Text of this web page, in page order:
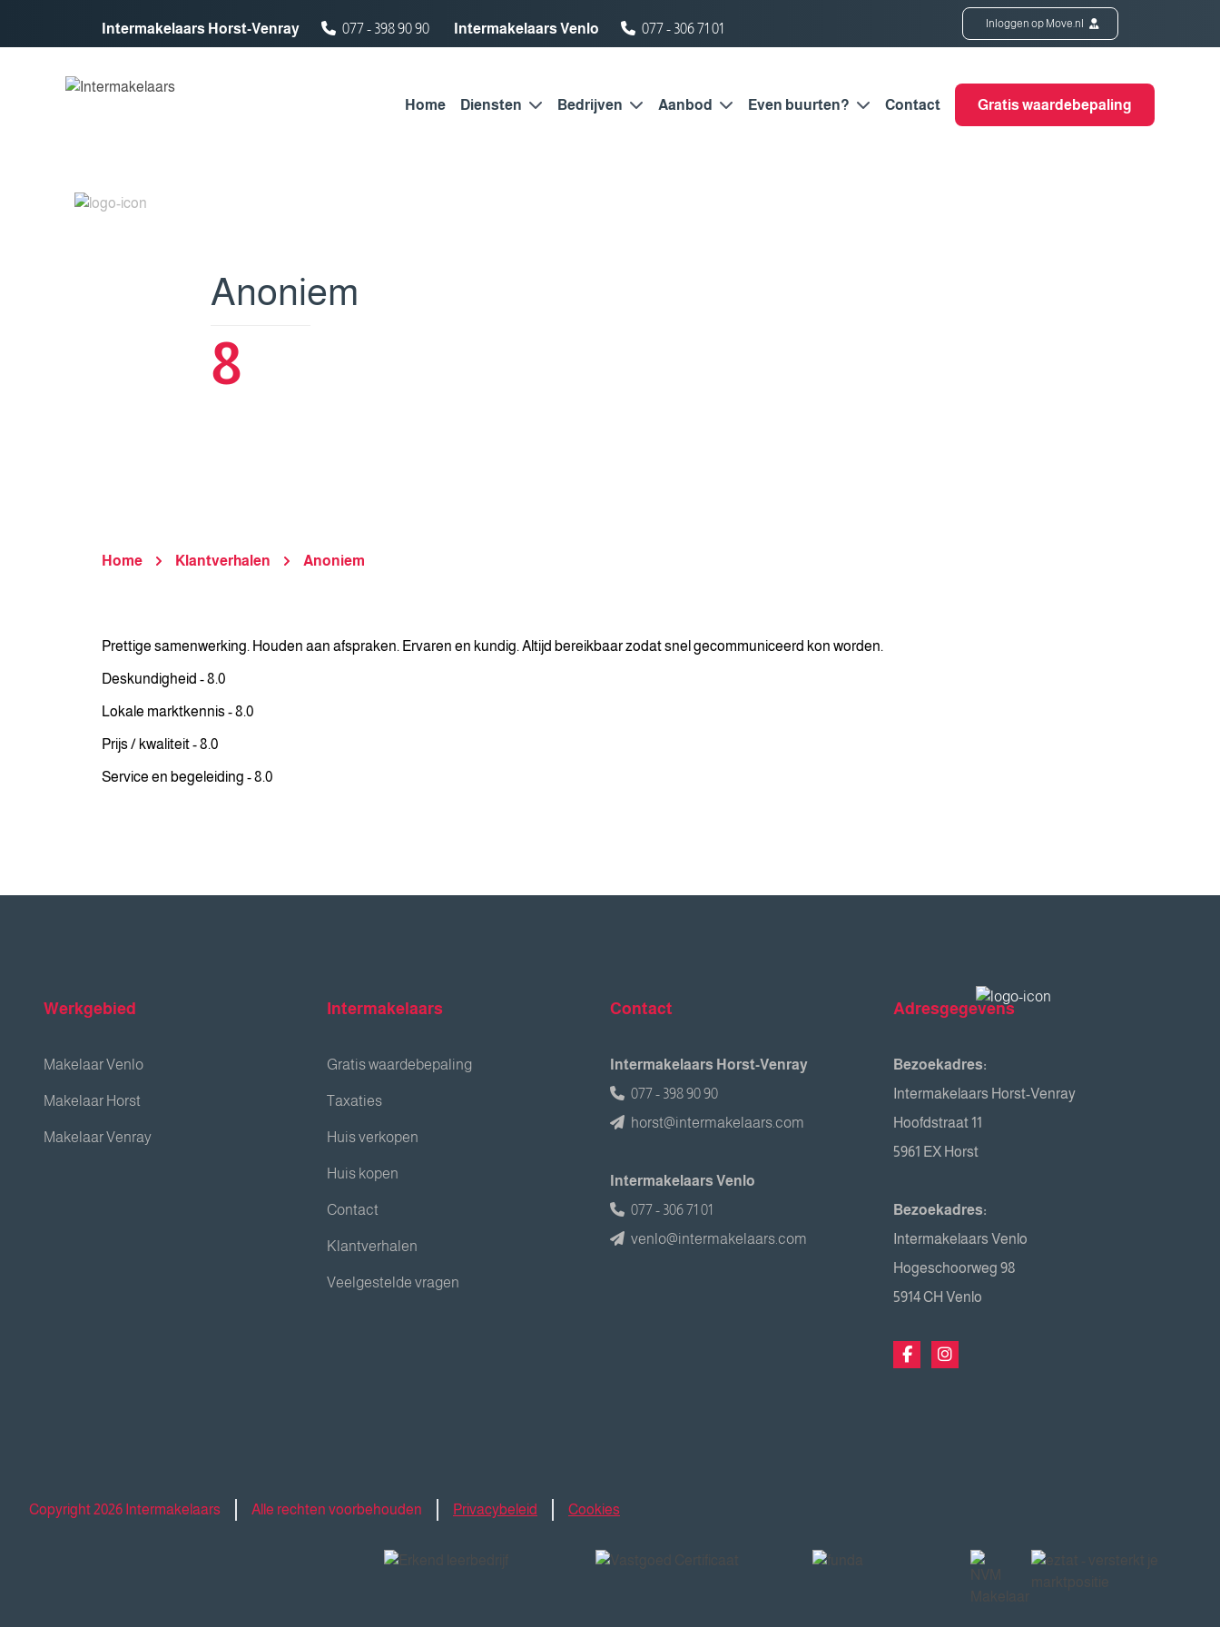
Intermakelaars Horst-Venray
077 - 398 90 90 Intermakelaars Venlo 077 - 306 71 01 Inloggen op Move.nl
Home Diensten Bedrijven Aanbod Even buurten? Contact Gratis waardebepaling
Anoniem
8
Home Klantverhalen Anoniem
Prettige samenwerking. Houden aan afspraken. Ervaren en kundig. Altijd bereikbaar zodat snel gecommuniceerd kon worden.
Deskundigheid - 8.0
Lokale marktkennis - 8.0
Prijs / kwaliteit - 8.0
Service en begeleiding - 8.0
Werkgebied
Makelaar Venlo
Makelaar Horst
Makelaar Venray
Intermakelaars
Gratis waardebepaling
Taxaties
Huis verkopen
Huis kopen
Contact
Klantverhalen
Veelgestelde vragen
Contact
Intermakelaars Horst-Venray
077 - 398 90 90
horst@intermakelaars.com
Intermakelaars Venlo
077 - 306 71 01
venlo@intermakelaars.com
Adresgegevens
Bezoekadres:
Intermakelaars Horst-Venray
Hoofdstraat 11
5961 EX Horst
Bezoekadres:
Intermakelaars Venlo
Hogeschoorweg 98
5914 CH Venlo
Copyright 2026 Intermakelaars Alle rechten voorbehouden Privacybeleid Cookies